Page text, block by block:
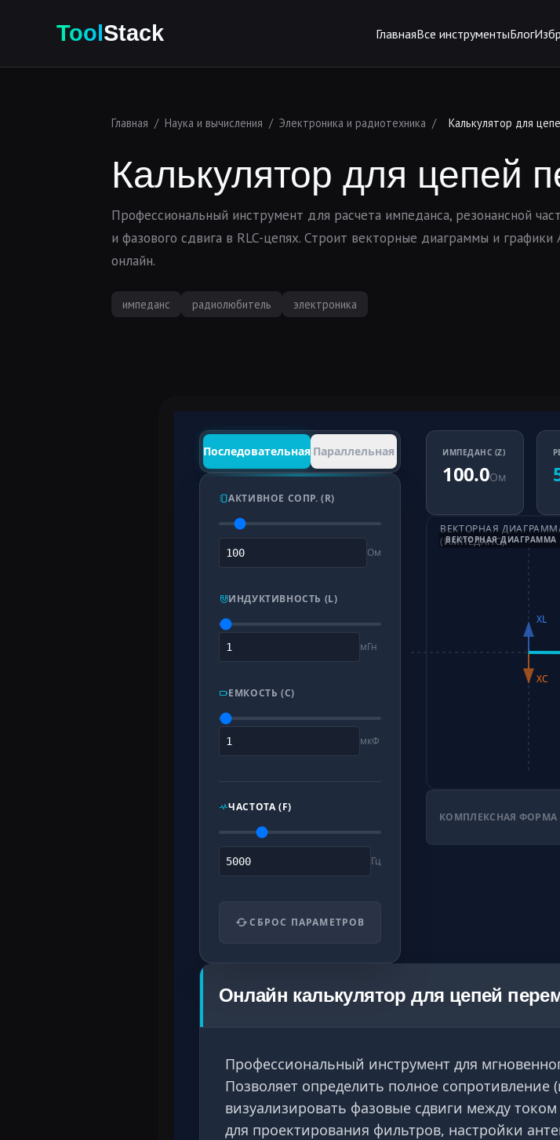
ToolStack ГлавнаяВсе инструментыБлог
Главная / Наука и вычисления / Электроника и радиотехника / Калькулятор для
Калькулятор для цепей
Профессиональный инструмент для расчета импеданса, резонансной
и фазового сдвига в RLC-цепях. Строит векторные диаграммы и графики
онлайн.
импеданс радиолюбитель электроника
Последовательная Параллельная
АКТИВНОЕ СОПР. (R)
Ом
ИНДУКТИВНОСТЬ (L)
мГн
ЕМКОСТЬ (C)
мкФ
ЧАСТОТА (F)
Гц
СБРОС ПАРАМЕТРОВ
ИМПЕДАНС (Z)
100.0Ом
ВЕКТОРНАЯ ДИАГРАММА
ВЕКТОРНАЯ
(ИМПЕДАНС)
XL
XC
КОМПЛЕКСНАЯ ФОРМА
Онлайн калькулятор для цепей
Профессиональный инструмент для
Позволяет определить полное сопротивление
визуализировать фазовые сдвиги между
для проектирования фильтров, настройки